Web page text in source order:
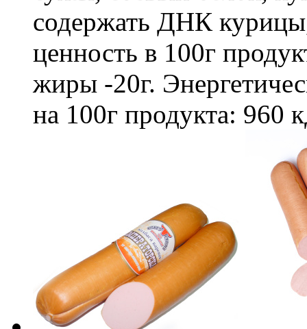
содержать ДНК
ценность в 100г
жиры -20г.
на 100г продукта: 960